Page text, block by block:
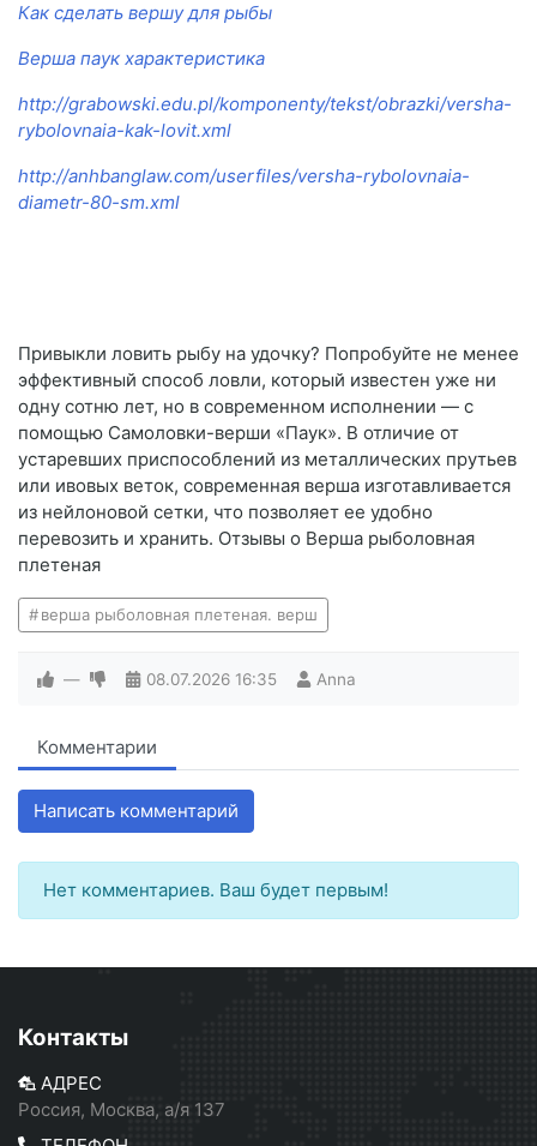
Как сделать вершу для рыбы
Верша паук характеристика
http://grabowski.edu.pl/komponenty/tekst/obrazki/versha-
rybolovnaia-kak-lovit.xml
http://anhbanglaw.com/userfiles/versha-rybolovnaia-
diametr-80-sm.xml
Привыкли ловить рыбу на удочку? Попробуйте не менее
эффективный способ ловли, который известен уже ни
одну сотню лет, но в современном исполнении — с
помощью Самоловки-верши «Паук». В отличие от
устаревших приспособлений из металлических прутьев
или ивовых веток, современная верша изготавливается
из нейлоновой сетки, что позволяет ее удобно
перевозить и хранить. Отзывы о Верша рыболовная
плетеная
верша рыболовная плетеная. верш
— 08.07.2026 16:35 Anna
Комментарии
Написать комментарий
Нет комментариев. Ваш будет первым!
Контакты
АДРЕС
Россия, Москва, а/я 137